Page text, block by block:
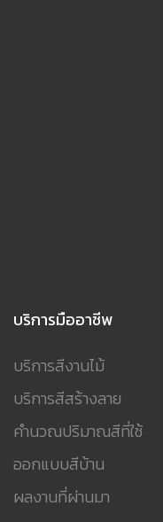
บริการมืออาชีพ
บริการสีงานไม้
บริการสีสร้างลาย
คำนวณปริมาณสีที่ใช้
ออกแบบสีบ้าน
ผลงานที่ผ่านมา